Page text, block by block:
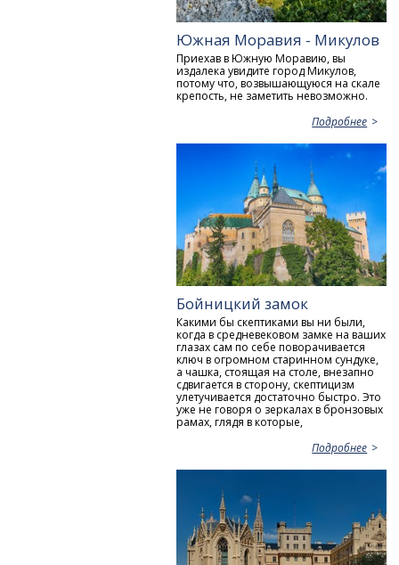
Южная Моравия - Микулов
Приехав в Южную Моравию, вы
издалека увидите город Микулов,
потому что, возвышающуюся на скале
крепость, не заметить невозможно.
Подробнее
Бойницкий замок
Какими бы скептиками вы ни были,
когда в средневековом замке на ваших
глазах сам по себе поворачивается
ключ в огромном старинном сундуке,
а чашка, стоящая на столе, внезапно
сдвигается в сторону, скептицизм
улетучивается достаточно быстро. Это
уже не говоря о зеркалах в бронзовых
рамах, глядя в которые,
Подробнее